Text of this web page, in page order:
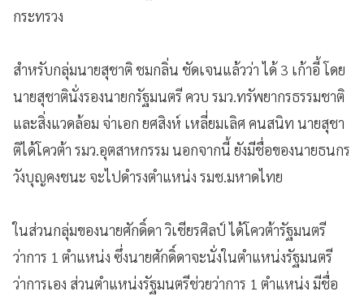
กระทรวง
สำหรับกลุ่มนายสุชาติ​ ชมกลิ่น​ ชัดเจนแล้วว่า ได้ 3 เก้าอี้ โดย
นายสุชาตินั่งรองนายกรัฐมนตรี ควบ รมว.ทรัพยากรธรรมชาติ
และสิ่งแวดล้อม​ จ่าเอก ยศสิงห์ เหลี่ยมเลิศ คนสนิท นายสุชา
ติได้โควต้า รมว.อุตสาหกรรม​ นอกจากนี้ ยังมีชื่อของนายธนกร
วังบุญคงชนะ จะไปดำรงตำแหน่ง รมช.มหาดไทย
ในส่วนกลุ่มของนายศักดิ์ดา วิเชียรศิลป์ ได้โควต้ารัฐมนตรี
ว่าการ 1 ตำแหน่ง ซึ่งนายศักดิ์ดาจะนั่งในตำแหน่งรัฐมนตรี
ว่าการเอง ส่วนตำแหน่งรัฐมนตรีช่วยว่าการ 1 ตำแหน่ง มีชื่อ